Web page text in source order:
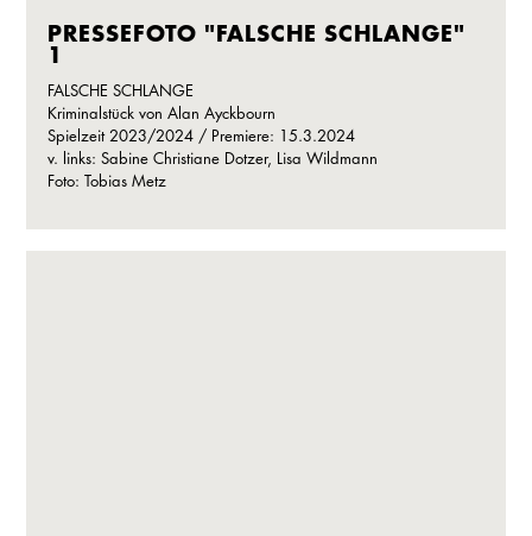
PRESSEFOTO "FALSCHE SCHLANGE"
1
FALSCHE SCHLANGE
Kriminalstück von Alan Ayckbourn
Spielzeit 2023/2024 / Premiere: 15.3.2024
v. links: Sabine Christiane Dotzer, Lisa Wildmann
Foto: Tobias Metz